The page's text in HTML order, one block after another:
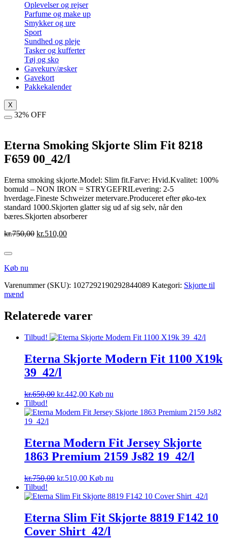
Oplevelser og rejser
Parfume og make up
Smykker og ure
Sport
Sundhed og pleje
Tasker og kufferter
Tøj og sko
Gavekurv/æsker
Gavekort
Pakkekalender
X
32% OFF
Eterna Smoking Skjorte Slim Fit 8218
F659 00_42/l
Eterna smoking skjorte.Model: Slim fit.Farve: Hvid.Kvalitet: 100%
bomuld – NON IRON = STRYGEFRILevering: 2-5
hverdage.Fineste Schweizer metervare.Produceret efter øko-tex
standard 1000.Skjorten glatter sig ud af sig selv, når den
bæres.Skjorten absorberer
kr.750,00 Den
kr.510,00Den
Køb nu
Varenummer (SKU): 1027292190292844089 Kategori: Skjorte til
mænd
Relaterede varer
Tilbud!
Eterna Skjorte Modern Fit 1100 X19k
39_42/l
kr.650,00 Den
pris
kr.442,00Den
pris
Køb nu
Tilbud!
Eterna Modern Fit Jersey Skjorte
1863 Premium 2159 Js82 19_42/l
kr.750,00 Den
pris
kr.750,00.
kr.510,00Den
pris
kr.510,00.
Køb nu
Tilbud!
Eterna Slim Fit Skjorte 8819 F142 10
Cover Shirt_42/l